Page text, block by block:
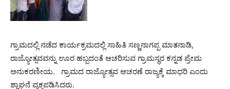
ಗ್ರಾಮದಲ್ಲಿ ನಡೆದ ಕಾರ್ಯಕ್ರಮದಲ್ಲಿ ಸಾಹಿತಿ ಸಣ್ಣನಾಗಪ್ಪ ಮಾತನಾಡಿ,
ರಾಜ್ಯೋತ್ಸವವನ್ನು ಊರ ಹಬ್ಬದಂತೆ ಆಚರಿಸುವ ಗ್ರಾಮಸ್ಥರ ಕನ್ನಡ ಪ್ರೇಮ
ಅನುಕರಣೀಯ. ಗ್ರಾಮದ ರಾಜ್ಯೋತ್ಸವ ಆಚರಣೆ ರಾಜ್ಯಕ್ಕೆ ಮಾಧರಿ ಎಂದು
ಶ್ಲಾಘನೆ ವ್ಯಕ್ತಪಡಿಸಿದರು.